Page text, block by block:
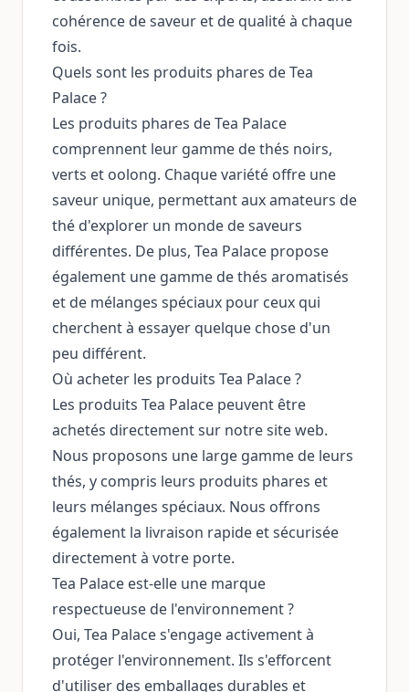
cohérence de saveur et de qualité à chaque
fois.
Quels sont les produits phares de Tea
Palace ?
Les produits phares de Tea Palace
comprennent leur gamme de thés noirs,
verts et oolong. Chaque variété offre une
saveur unique, permettant aux amateurs de
thé d'explorer un monde de saveurs
différentes. De plus, Tea Palace propose
également une gamme de thés aromatisés
et de mélanges spéciaux pour ceux qui
cherchent à essayer quelque chose d'un
peu différent.
Où acheter les produits Tea Palace ?
Les produits Tea Palace peuvent être
achetés directement sur notre site web.
Nous proposons une large gamme de leurs
thés, y compris leurs produits phares et
leurs mélanges spéciaux. Nous offrons
également la livraison rapide et sécurisée
directement à votre porte.
Tea Palace est-elle une marque
respectueuse de l'environnement ?
Oui, Tea Palace s'engage activement à
protéger l'environnement. Ils s'efforcent
d'utiliser des emballages durables et